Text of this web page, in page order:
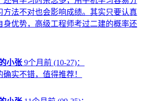
方法不对也会影响成绩。其实只要认真
身优势，高级工程师考过二建的概率还
小张 9个月前 (10-27)：
实不错，值得推荐！